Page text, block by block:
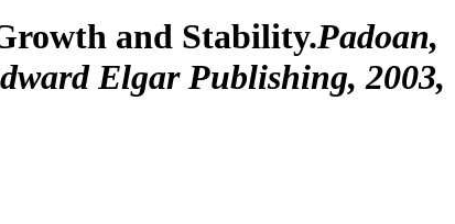
and Stability.Padoan,
Elgar Publishing, 2003,